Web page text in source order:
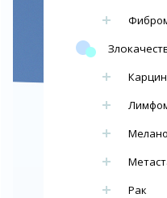
Рак